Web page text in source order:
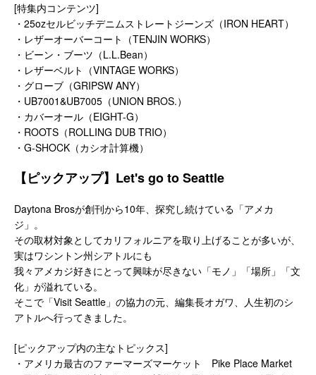
[特集内コンテンツ]
・25ozセルビッチデニムストレートジーンズ（IRON HEART）
・レザーオーバーコート（TENJIN WORKS）
・ビーン・ブーツ（L.L.Bean）
・レザーベルト（VINTAGE WORKS）
・グローブ（GRIPSW ANY）
・UB7001&UB7005（UNION BROS.）
・カバーオール（EIGHT-G）
・ROOTS（ROLLING DUB TRIO）
・G-SHOCK（カシオ計算機）
【ピックアップ】Let's go to Seattle
Daytona Brosが創刊から10年、探究し続けている「アメカ
ジ」。
その取材対象としてカリフォルニアを取り上げることが多いが、
実はワシントン州シアトルにも
我々アメカジ好きにとって興味が尽きない「モノ」「場所」「文
化」が溢れている。
そこで「Visit Seattle」の協力の元、編集長オガワ、人生初のシ
アトルへ行ってきました。
[ピックアップ内の主なトピックス]
・アメリカ最古のファーマーズマーケット Pike Place Market